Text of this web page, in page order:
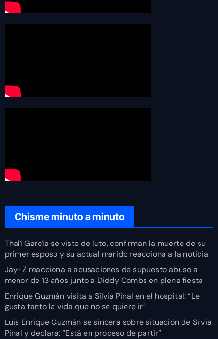
Chisme minuto a minuto
Thalí García se viste de luto, confirman la muerte de su
primer esposo y su actual marido reacciona a la noticia
Jay-Z reacciona a acusaciones de supuesto abuso a
menor de 13 años junto a Diddy Combs en plena fiesta
Enrique Guzmán visita a Silvia Pinal en el hospital: “Le
gusta tanto la vida que no se quiere ir”
Luis Enrique Guzmán se sincera sobre situación de Silvia
Pinal y declara: “Está en proceso de partir”